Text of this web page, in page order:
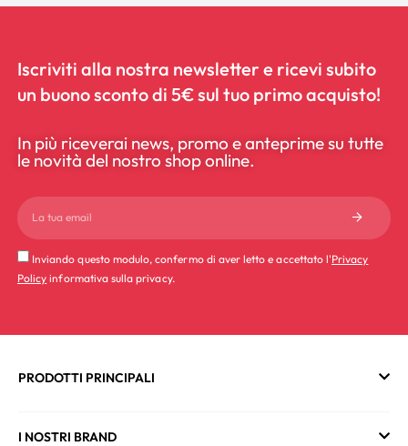
Iscriviti alla nostra newsletter e ricevi subito
un buono sconto di 5€ sul tuo primo acquisto!
In più riceverai news, promo e anteprime su tutte
le novità del nostro shop online.
Inviando questo modulo, confermo di aver letto e accettato l'Privacy
Policy informativa sulla privacy.
PRODOTTI PRINCIPALI
I NOSTRI BRAND